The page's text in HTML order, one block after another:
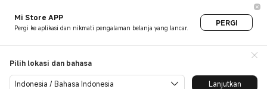
Mi Store APP
Pergi ke aplikasi dan nikmati pengalaman belanja yang lancar.
PERGI
Pilih lokasi dan bahasa
Indonesia / Bahasa Indonesia Lanjutkan